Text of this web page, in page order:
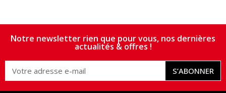
Notre newsletter rien que pour vous, nos dernières
actualités & offres !
S’ABONNER